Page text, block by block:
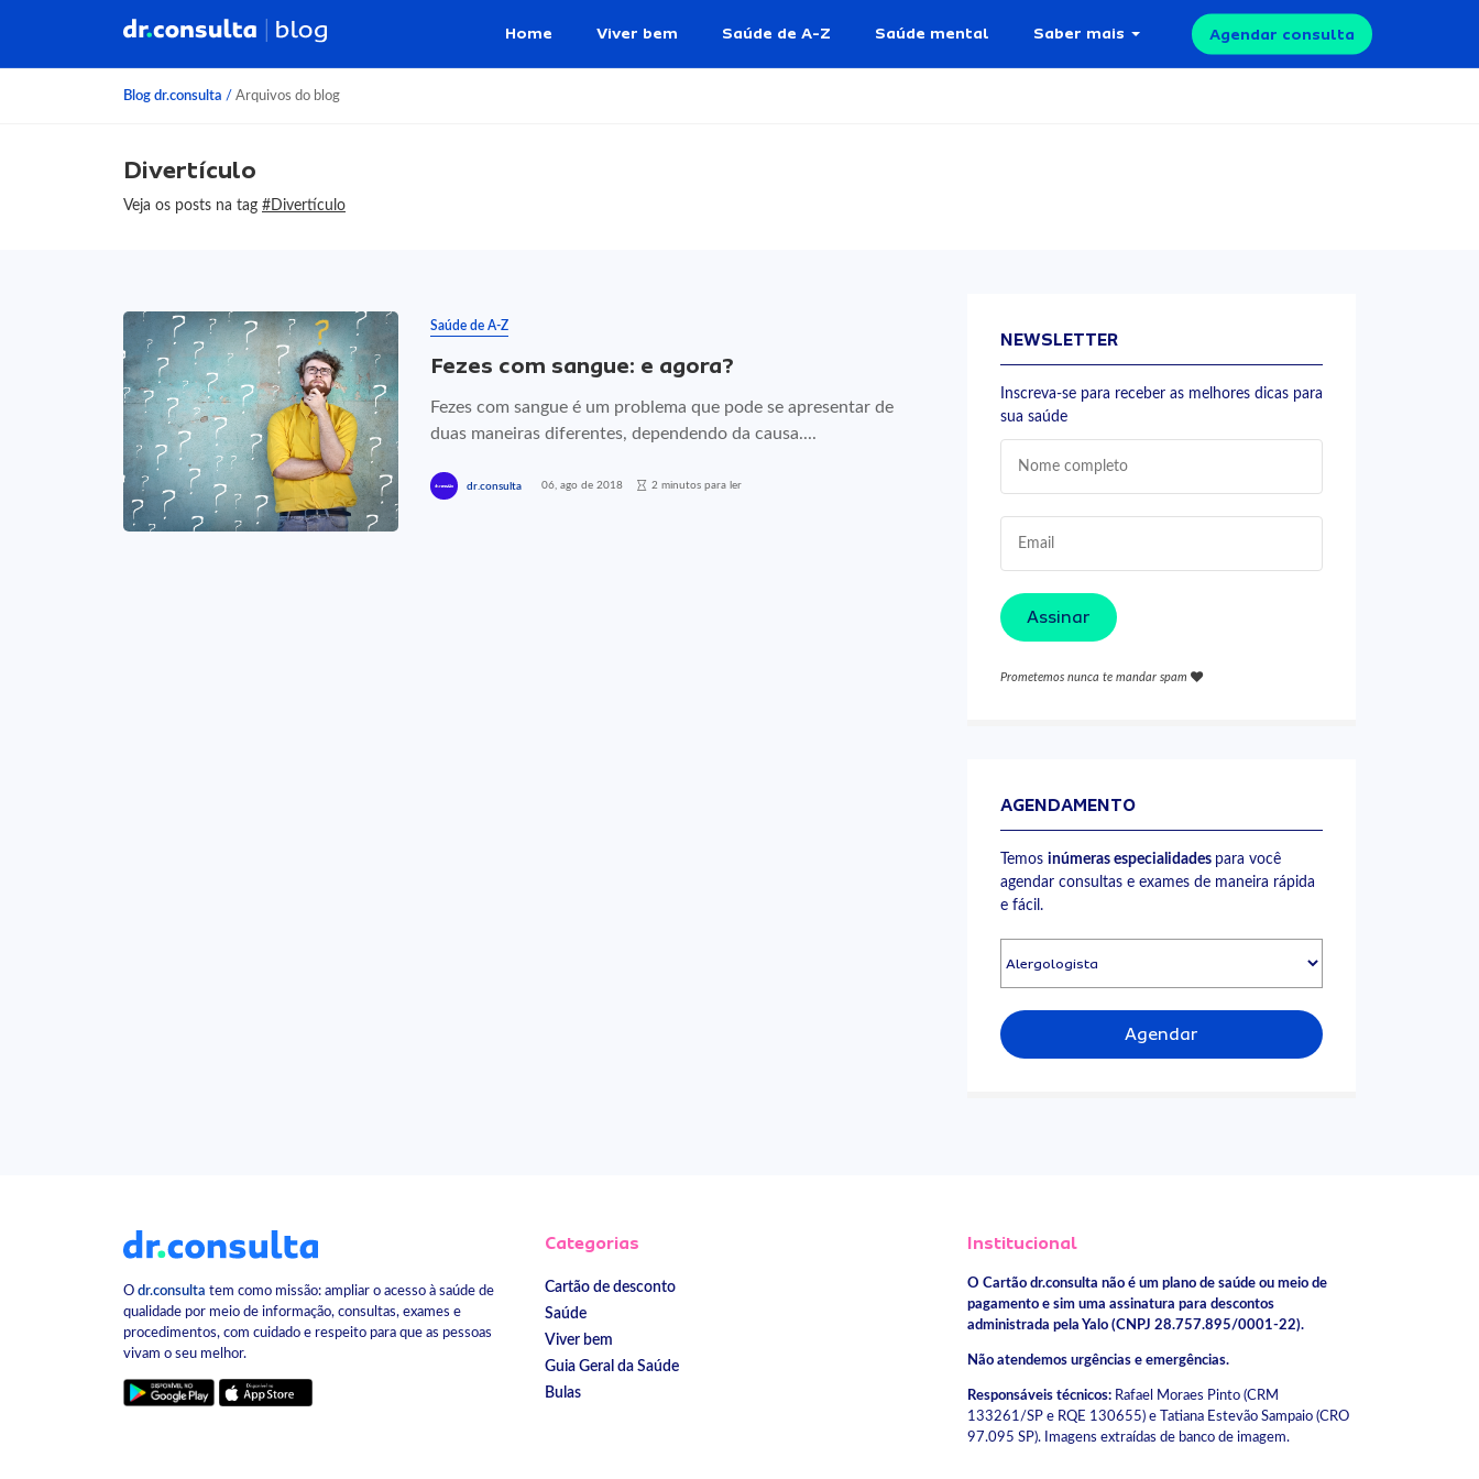
Home Viver bem Saúde de A-Z Saúde mental Saber mais Agendar consulta
Blog dr.consulta / Arquivos do blog
Divertículo
Veja os posts na tag #Divertículo
Saúde de A-Z
Fezes com sangue: e agora?
Fezes com sangue é um problema que pode se apresentar de
duas maneiras diferentes, dependendo da causa....
dr.consulta 06, ago de 2018 2 minutos para ler
NEWSLETTER
Inscreva-se para receber as melhores dicas para
sua saúde
Assinar
Prometemos nunca te mandar spam
AGENDAMENTO
Temos inúmeras especialidades para você
agendar consultas e exames de maneira rápida
e fácil.
Agendar
O dr.consulta tem como missão: ampliar o acesso à saúde de
qualidade por meio de informação, consultas, exames e
procedimentos, com cuidado e respeito para que as pessoas
vivam o seu melhor.
Categorias
Cartão de desconto
Saúde
Viver bem
Guia Geral da Saúde
Bulas
Institucional
O Cartão dr.consulta não é um plano de saúde ou meio de
pagamento e sim uma assinatura para descontos
administrada pela Yalo (CNPJ 28.757.895/0001-22).
Não atendemos urgências e emergências.
Responsáveis técnicos:Rafael Moraes Pinto (CRM
133261/SP e RQE 130655) e Tatiana Estevão Sampaio (CRO
97.095 SP). Imagens extraídas de banco de imagem.